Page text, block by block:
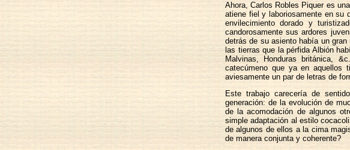
Ahora, Carlos Robles Piquer es
atiene fiel y laboriosamente en su
envilecimiento dorado y
candorosamente sus ardores
detrás de su asiento había un
las tierras que la pérfida Albión
Malvinas, Honduras británica,
catecúmeno que ya en aquellos
aviesamente un par de letras de
Este trabajo carecería de
generación: de la evolución de
de la acomodación de algunos
simple adaptación al estilo
de algunos de ellos a la cima
de manera conjunta y coherente?